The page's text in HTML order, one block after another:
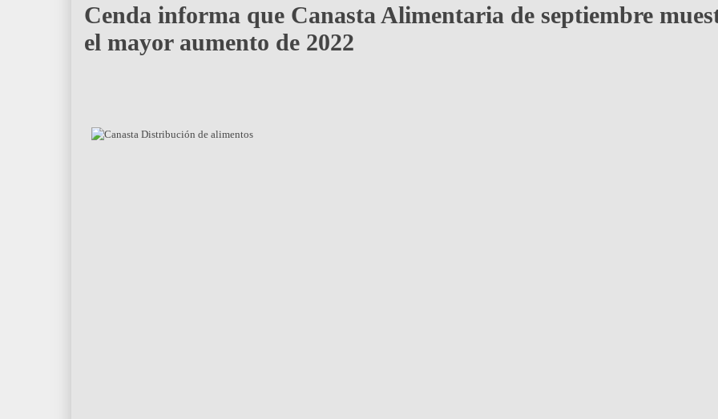
Cenda informa que Canasta Alimentaria de septiembre
el mayor aumento de 2022